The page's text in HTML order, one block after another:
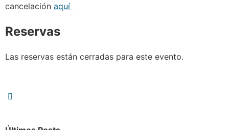
cancelación aquí
Reservas
Las reservas están cerradas para este evento.